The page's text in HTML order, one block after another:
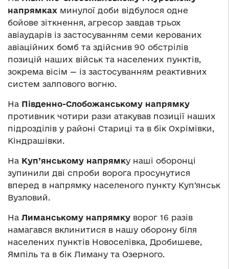
напрямках минулої доби відбулося одне
бойове зіткнення, агресор завдав трьох
авіаударів із застосуванням семи керованих
авіаційних бомб та здійснив 90 обстрілів
позицій наших військ та населених пунктів,
зокрема вісім — із застосуванням реактивних
систем залпового вогню.
На Південно-Слобожанському напрямку
противник чотири рази атакував позиції наших
підрозділів у районі Стариці та в бік Охрімівки,
Кіндрашівки.
На Куп’янському напрямку наші оборонці
зупинили дві спроби ворога просунутися
вперед в напрямку населеного пункту Куп’янськ
Вузловий.
На Лиманському напрямку ворог 16 разів
намагався вклинитися в нашу оборону біля
населених пунктів Новоселівка, Дробишеве,
Ямпіль та в бік Лиману та Озерного.